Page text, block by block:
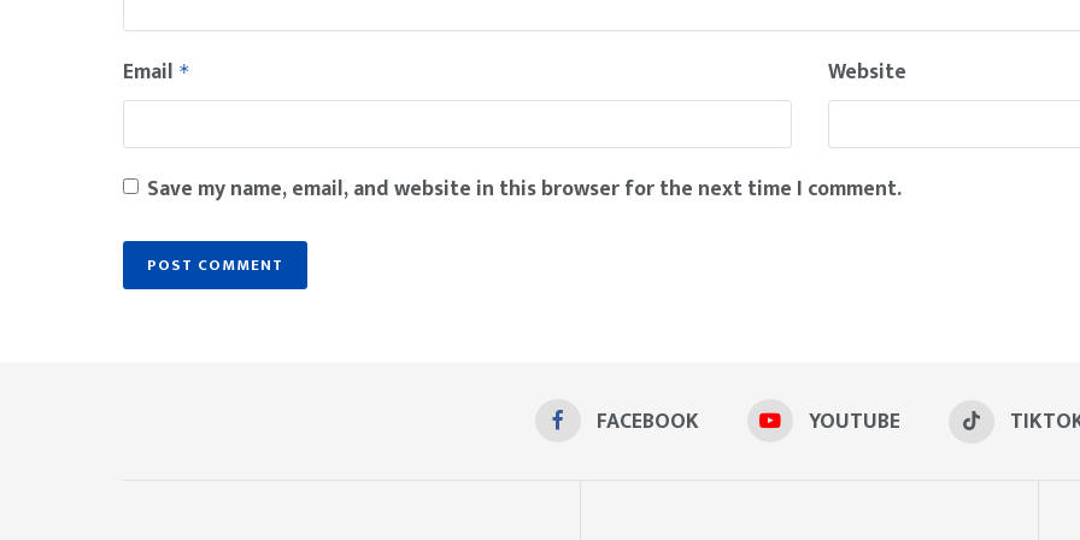
Email * Website
Save my name, email, and website in this browser for the next time I comment.
FACEBOOK YOUTUBE